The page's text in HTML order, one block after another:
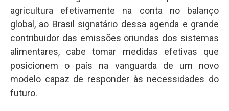
agricultura efetivamente na conta no balanço
global, ao Brasil signatário dessa agenda e grande
contribuidor das emissões oriundas dos sistemas
alimentares, cabe tomar medidas efetivas que
posicionem o país na vanguarda de um novo
modelo capaz de responder às necessidades do
futuro.